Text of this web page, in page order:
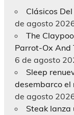
Clásicos
de agosto
The
Parrot-Ox And
6 de agosto
Sleep
desembarco el
de agosto
Steak lanza